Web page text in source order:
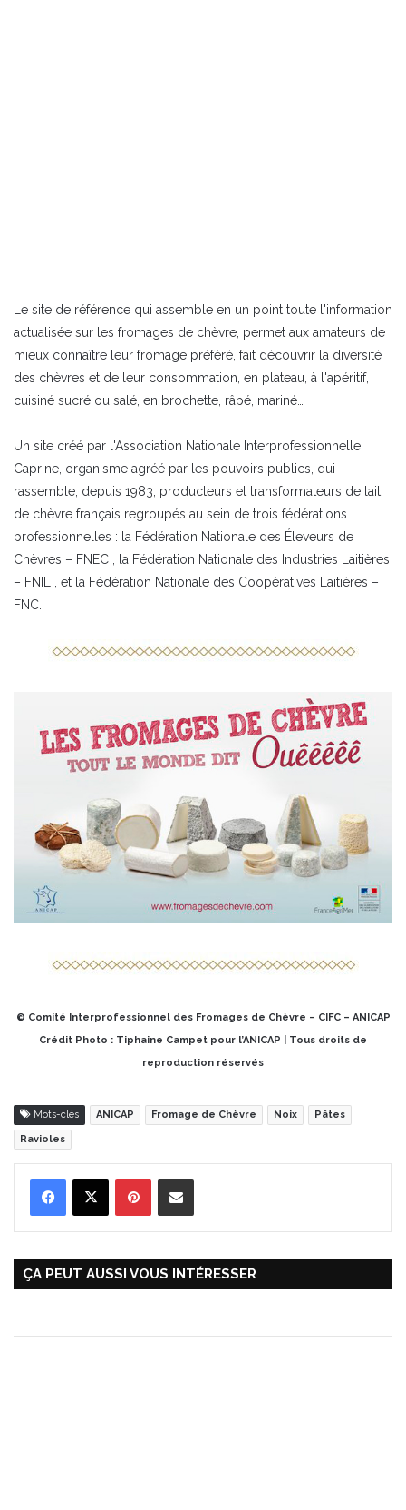
Le site de référence qui assemble en un point toute l'information
actualisée sur les fromages de chèvre, permet aux amateurs de
mieux connaître leur fromage préféré, fait découvrir la diversité
des chèvres et de leur consommation, en plateau, à l'apéritif,
cuisiné sucré ou salé, en brochette, râpé, mariné…
Un site créé par l'Association Nationale Interprofessionnelle
Caprine, organisme agréé par les pouvoirs publics, qui
rassemble, depuis 1983, producteurs et transformateurs de lait
de chèvre français regroupés au sein de trois fédérations
professionnelles : la Fédération Nationale des Éleveurs de
Chèvres – FNEC , la Fédération Nationale des Industries Laitières
– FNIL , et la Fédération Nationale des Coopératives Laitières –
FNC.
© Comité Interprofessionnel des Fromages de Chèvre – CIFC – ANICAP
Crédit Photo : Tiphaine Campet pour l’ANICAP | Tous droits de
reproduction réservés
Mots-clés ANICAP Fromage de Chèvre Noix Pâtes
Ravioles
ÇA PEUT AUSSI VOUS INTÉRESSER